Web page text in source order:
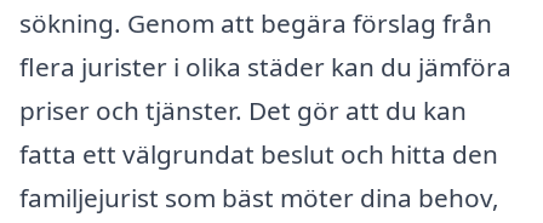
sökning. Genom att begära förslag från
flera jurister i olika städer kan du jämföra
priser och tjänster. Det gör att du kan
fatta ett välgrundat beslut och hitta den
familjejurist som bäst möter dina behov,